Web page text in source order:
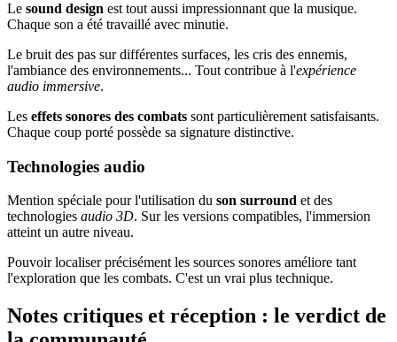
Le sound design est tout aussi impressionnant que la musique.
Chaque son a été travaillé avec minutie.
Le bruit des pas sur différentes surfaces, les cris des ennemis,
l'ambiance des environnements... Tout contribue à l'expérience
audio immersive.
Les effets sonores des combats sont particulièrement satisfaisants.
Chaque coup porté possède sa signature distinctive.
Technologies audio
Mention spéciale pour l'utilisation du son surround et des
technologies audio 3D. Sur les versions compatibles, l'immersion
atteint un autre niveau.
Pouvoir localiser précisément les sources sonores améliore tant
l'exploration que les combats. C'est un vrai plus technique.
Notes critiques et réception : le verdict de